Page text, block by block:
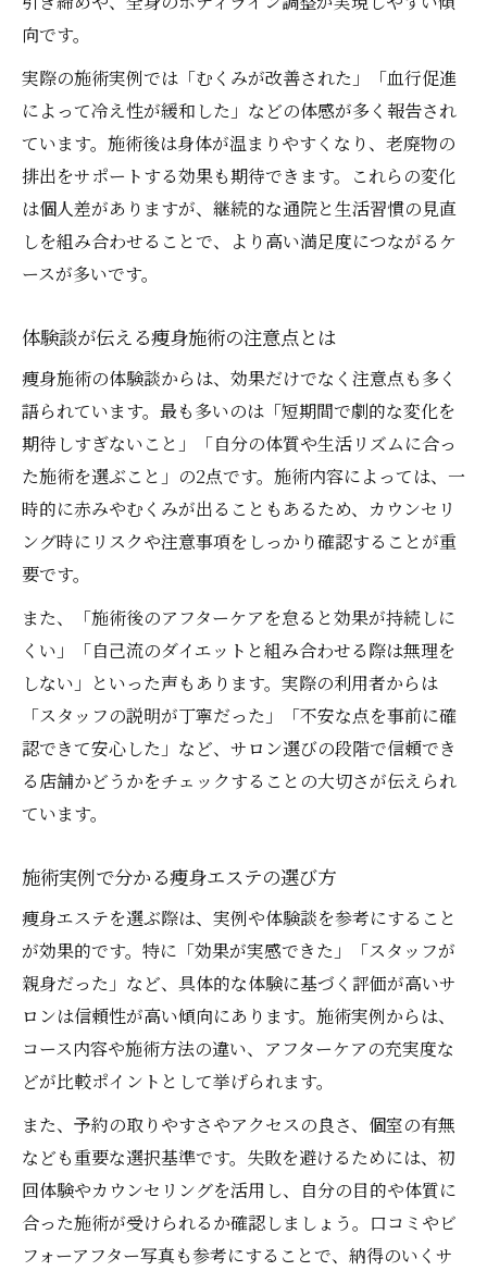
向です。
実際の施術実例では「むくみが改善された」「血行促進
によって冷え性が緩和した」などの体感が多く報告され
ています。施術後は身体が温まりやすくなり、老廃物の
排出をサポートする効果も期待できます。これらの変化
は個人差がありますが、継続的な通院と生活習慣の見直
しを組み合わせることで、より高い満足度につながるケ
ースが多いです。
体験談が伝える痩身施術の注意点とは
痩身施術の体験談からは、効果だけでなく注意点も多く
語られています。最も多いのは「短期間で劇的な変化を
期待しすぎないこと」「自分の体質や生活リズムに合っ
た施術を選ぶこと」の2点です。施術内容によっては、一
時的に赤みやむくみが出ることもあるため、カウンセリ
ング時にリスクや注意事項をしっかり確認することが重
要です。
また、「施術後のアフターケアを怠ると効果が持続しに
くい」「自己流のダイエットと組み合わせる際は無理を
しない」といった声もあります。実際の利用者からは
「スタッフの説明が丁寧だった」「不安な点を事前に確
認できて安心した」など、サロン選びの段階で信頼でき
る店舗かどうかをチェックすることの大切さが伝えられ
ています。
施術実例で分かる痩身エステの選び方
痩身エステを選ぶ際は、実例や体験談を参考にすること
が効果的です。特に「効果が実感できた」「スタッフが
親身だった」など、具体的な体験に基づく評価が高いサ
ロンは信頼性が高い傾向にあります。施術実例からは、
コース内容や施術方法の違い、アフターケアの充実度な
どが比較ポイントとして挙げられます。
また、予約の取りやすさやアクセスの良さ、個室の有無
なども重要な選択基準です。失敗を避けるためには、初
回体験やカウンセリングを活用し、自分の目的や体質に
合った施術が受けられるか確認しましょう。口コミやビ
フォーアフター写真も参考にすることで、納得のいくサ